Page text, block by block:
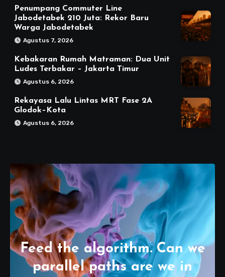
Penumpang Commuter Line
Jabodetabek 210 Juta: Rekor Baru
Warga Jabodetabek
Agustus 7, 2026
Kebakaran Rumah Matraman: Dua Unit
Ludes Terbakar – Jakarta Timur
Agustus 6, 2026
Rekayasa Lalu Lintas MRT Fase 2A
Glodok–Kota
Agustus 6, 2026
Feed the algorithm. Can we
parallel paths are we in